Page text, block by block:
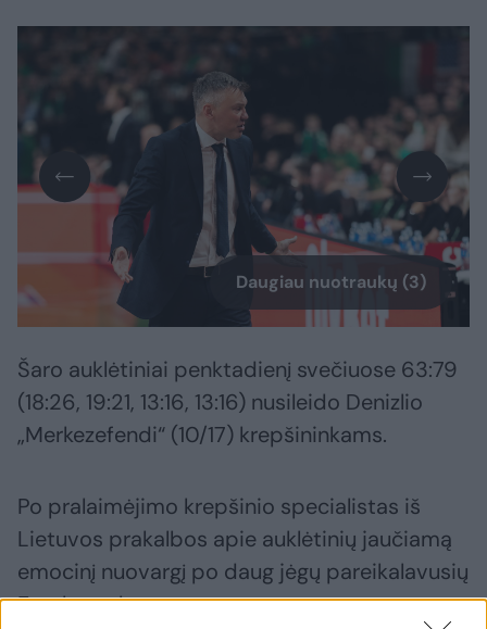
Daugiau nuotraukų (3)
Šaro auklėtiniai penktadienį svečiuose 63:79
(18:26, 19:21, 13:16, 13:16) nusileido Denizlio
„Merkezefendi“ (10/17) krepšininkams.
Po pralaimėjimo krepšinio specialistas iš
Lietuvos prakalbos apie auklėtinių jaučiamą
emocinį nuovargį po daug jėgų pareikalavusių
Eurolygos kovų.